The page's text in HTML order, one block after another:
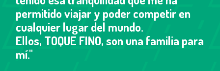
permitido viajar y poder competir en
cualquier lugar del mundo.
Ellos, TOQUE FINO, son una familia para
mí."